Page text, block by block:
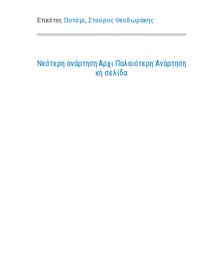
ΕτικέτεςΠοτάμι Σταύρος Θεοδωράκης
Νεότερη ανάρτηση Παλαιότερη Ανάρτηση
Αρχι
κή σελίδα